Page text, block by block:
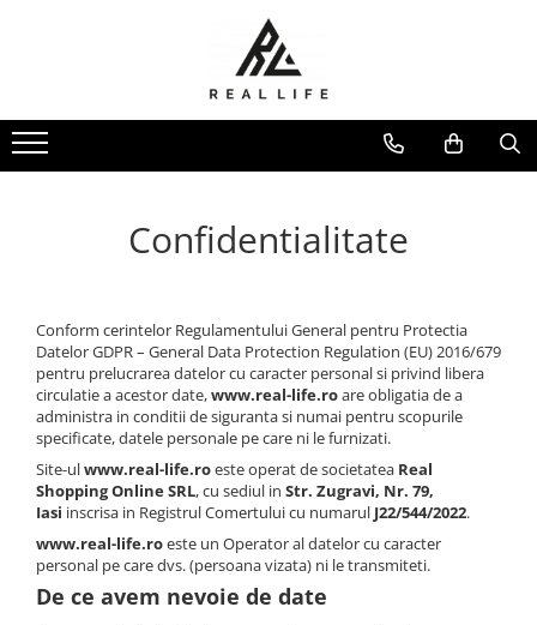
Ingrijire personala
Masca fata si plasturi pentru
Ingrijirea parului
Sanatatea articulatiilor
Protectie solara
Make-Up
Produse grecesti
Jocuri si Jucarii
Puzzle
Jucarii educationale
Casa si Gradina
Confidentialitate
Conform cerintelor Regulamentului General pentru Protectia
Datelor GDPR – General Data Protection Regulation (EU) 2016/679
pentru prelucrarea datelor cu caracter personal si privind libera
circulatie a acestor date,www.real-life.roare obligatia de a
administra in conditii de siguranta si numai pentru scopurile
specificate, datele personale pe care ni le furnizati.
Site-ulwww.real-life.roeste operat de societatea Real
Shopping Online SRL, cu sediul in Str. Zugravi, Nr. 79,
Iasi inscrisa in Registrul Comertului cu numarul J22/544/2022.
www.real-life.roeste un Operator al datelor cu caracter
personal pe care dvs. (persoana vizata) ni le transmiteti.
De ce avem nevoie de date